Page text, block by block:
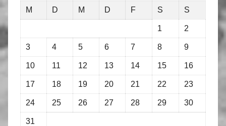
M
D M D F S S
1 2
3 4 5 6 7 8 9
10 11 12 13 14 15 16
17 18 19 20 21 22 23
24 25 26 27 28 29 30
31